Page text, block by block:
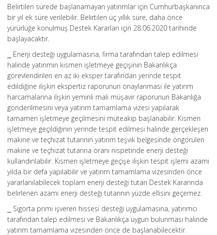
Belirtilen sürede başlanamayan yatırımlar için Cumhurbaşkanınca
bir yıl ek süre verilebilir. Belirtilen üç yıllık süre, daha önce
yürürlüğe konulmuş Destek Kararları için 28.06.2020 tarihinde
başlayacaktır.
⎯ Enerji desteği uygulamasına, firma tarafından talep edilmesi
halinde yatırımın kısmen işletmeye geçişinin Bakanlıkça
görevlendirilen en az iki eksper tarafından yerinde tespit
edildiğine ilişkin ekspertiz raporunun onaylanması ile yatırım
harcamalarına ilişkin yeminli mali müşavir raporunun Bakanlığa
gönderilmesini veya yatırım tamamlama vizesi yapılarak
tamamen işletmeye geçilmesini müteakip başlanabilir. Kısmen
işletmeye geçildiğinin yerinde tespit edilmesi halinde gerçekleşen
makine ve teçhizat tutarının yatırım teşvik belgesinde öngörülen
makine ve teçhizat tutarına oranı nispetinde enerji desteği
kullandırılabilir. Kısmen işletmeye geçişe ilişkin tespit işlemi azami
yılda bir defa yapılabilir ve yatırım tamamlama vizesinden önce
yararlanılabilecek toplam enerji desteği tutarı Destek Kararında
belirlenen azami enerji desteği tutarının yüzde ellisini geçemez.
⎯ Sigorta primi işveren hissesi desteği uygulamasına, yatırımcı
tarafından talep edilmesi ve Bakanlıkça uygun bulunması halinde
yatırım tamamlama vizesinden önce de başlanabilecektir.